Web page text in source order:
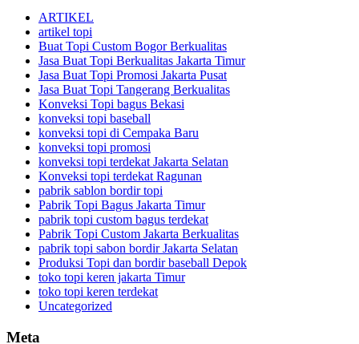
ARTIKEL
artikel topi
Buat Topi Custom Bogor Berkualitas
Jasa Buat Topi Berkualitas Jakarta Timur
Jasa Buat Topi Promosi Jakarta Pusat
Jasa Buat Topi Tangerang Berkualitas
Konveksi Topi bagus Bekasi
konveksi topi baseball
konveksi topi di Cempaka Baru
konveksi topi promosi
konveksi topi terdekat Jakarta Selatan
Konveksi topi terdekat Ragunan
pabrik sablon bordir topi
Pabrik Topi Bagus Jakarta Timur
pabrik topi custom bagus terdekat
Pabrik Topi Custom Jakarta Berkualitas
pabrik topi sabon bordir Jakarta Selatan
Produksi Topi dan bordir baseball Depok
toko topi keren jakarta Timur
toko topi keren terdekat
Uncategorized
Meta